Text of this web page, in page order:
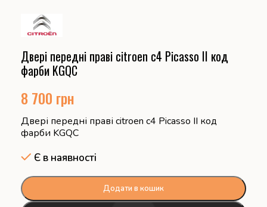
Двері передні праві citroen c4 Picasso II код
фарби KGQC
8 700 грн
Двері передні праві citroen c4 Picasso II код
фарби KGQC
Є в наявності
Додати в кошик